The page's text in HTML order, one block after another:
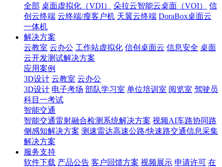
全部 桌面虚拟化（VDI） 朵拉云智能云桌面（VOI）
信
创云终端 云终端/瘦客户机 天翼云终端 DoraBox桌面云
一体机
解决方案
云教室 云办公 工作站虚拟化 信创桌面云 信息安全 桌面
云开发测试解决方案
应用案例
3D设计 云教室 云办公
3D设计 电子考场 部队学习室 单位培训室 阅览室 驾驶员
科目一考试
智能交通
智能交通雷射融合检测系统解决方案 视频AI车路协同路
侧感知解决方案 测速雷达高速公路/快速路交通信息采集
解决方案
服务支持
软件下载 产品公告 客户回馈方案 视频展示 申请许可 在